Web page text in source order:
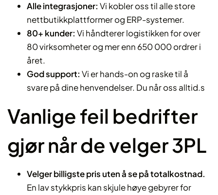
Alle integrasjoner: Vi kobler oss til alle store
nettbutikkplattformer og ERP-systemer.
80+ kunder: Vi håndterer logistikken for over
80 virksomheter og mer enn 650 000 ordrer i
året.
God support: Vi er hands-on og raske til å
svare på dine henvendelser. Du når oss alltid.s
Vanlige feil bedrifter
gjør når de velger 3PL
Velger billigste pris uten å se på totalkostnad.
En lav stykkpris kan skjule høye gebyrer for